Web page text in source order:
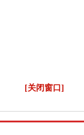
[关闭窗口]